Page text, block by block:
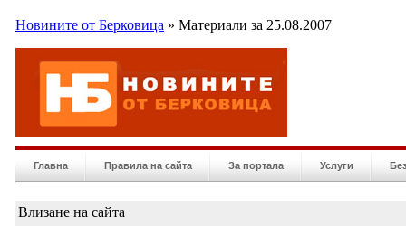
Новините от Берковица » Материали за 25.08.2007
Главна Правила на сайта За портала Услуги
Влизане на сайта